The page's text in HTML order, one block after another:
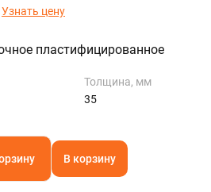
Узнать цену
пластифицированное
Толщина, мм
35
В корзину